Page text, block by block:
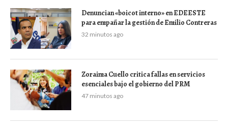
Denuncian «boicot interno» en EDEESTE
para empañar la gestión de Emilio Contreras
32 minutos ago
Zoraima Cuello critica fallas en servicios
esenciales bajo el gobierno del PRM
47 minutos ago